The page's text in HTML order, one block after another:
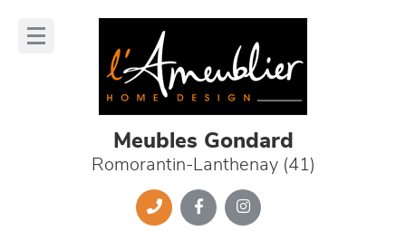
Meubles Gondard
Romorantin-Lanthenay (41)